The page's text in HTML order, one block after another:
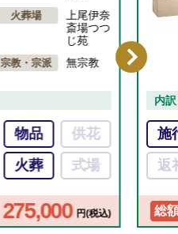
火葬場
上尾伊奈
斎場つつ
じ苑
宗教・宗派 無宗教
物品
供花
火葬 式場
275,000 円(税込)
内訳
施
返
総